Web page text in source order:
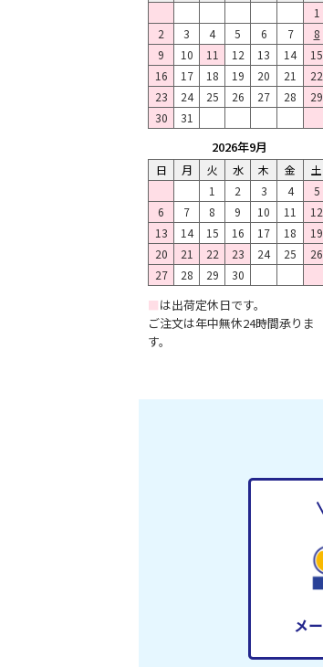
1
2
3 4 5 6 7
8
9
10 11 12 13 14
15
16
17 18 19 20 21
22
23
24 25 26 27 28
29
30
31
2026年9月
日 月 火 水 木 金
土
1
2 3 4
5
6
7 8 9 10 11
12
13
14 15 16 17 18
19
20
21 22 23 24 25
26
27
28 29 30
■は出荷定休日です。
ご注文は年中無休24時間承りま
す。